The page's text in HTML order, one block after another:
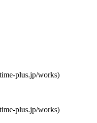
plus.jp/works)
plus.jp/works)